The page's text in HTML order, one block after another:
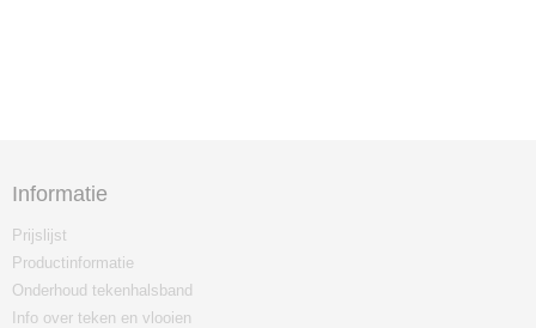
Informatie
Prijslijst
Productinformatie
Onderhoud tekenhalsband
Info over teken en vlooien